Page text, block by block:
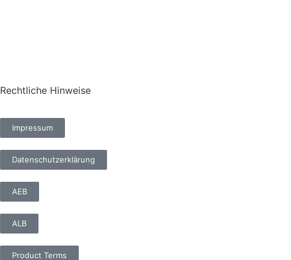
Rechtliche Hinweise
Impressum
Datenschutzerklärung
AEB
ALB
Product Terms